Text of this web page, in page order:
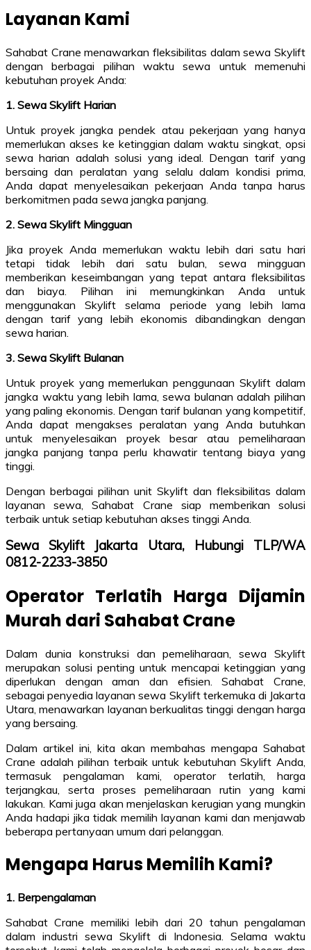
Layanan Kami
Sahabat Crane menawarkan fleksibilitas dalam sewa Skylift
dengan berbagai pilihan waktu sewa untuk memenuhi
kebutuhan proyek Anda:
1. Sewa Skylift Harian
Untuk proyek jangka pendek atau pekerjaan yang hanya
memerlukan akses ke ketinggian dalam waktu singkat, opsi
sewa harian adalah solusi yang ideal. Dengan tarif yang
bersaing dan peralatan yang selalu dalam kondisi prima,
Anda dapat menyelesaikan pekerjaan Anda tanpa harus
berkomitmen pada sewa jangka panjang.
2. Sewa Skylift Mingguan
Jika proyek Anda memerlukan waktu lebih dari satu hari
tetapi tidak lebih dari satu bulan, sewa mingguan
memberikan keseimbangan yang tepat antara fleksibilitas
dan biaya. Pilihan ini memungkinkan Anda untuk
menggunakan Skylift selama periode yang lebih lama
dengan tarif yang lebih ekonomis dibandingkan dengan
sewa harian.
3. Sewa Skylift Bulanan
Untuk proyek yang memerlukan penggunaan Skylift dalam
jangka waktu yang lebih lama, sewa bulanan adalah pilihan
yang paling ekonomis. Dengan tarif bulanan yang kompetitif,
Anda dapat mengakses peralatan yang Anda butuhkan
untuk menyelesaikan proyek besar atau pemeliharaan
jangka panjang tanpa perlu khawatir tentang biaya yang
tinggi.
Dengan berbagai pilihan unit Skylift dan fleksibilitas dalam
layanan sewa, Sahabat Crane siap memberikan solusi
terbaik untuk setiap kebutuhan akses tinggi Anda.
Sewa Skylift Jakarta Utara, Hubungi TLP/WA
0812-2233-3850
Operator Terlatih Harga Dijamin
Murah dari Sahabat Crane
Dalam dunia konstruksi dan pemeliharaan, sewa Skylift
merupakan solusi penting untuk mencapai ketinggian yang
diperlukan dengan aman dan efisien. Sahabat Crane,
sebagai penyedia layanan sewa Skylift terkemuka di Jakarta
Utara, menawarkan layanan berkualitas tinggi dengan harga
yang bersaing.
Dalam artikel ini, kita akan membahas mengapa Sahabat
Crane adalah pilihan terbaik untuk kebutuhan Skylift Anda,
termasuk pengalaman kami, operator terlatih, harga
terjangkau, serta proses pemeliharaan rutin yang kami
lakukan. Kami juga akan menjelaskan kerugian yang mungkin
Anda hadapi jika tidak memilih layanan kami dan menjawab
beberapa pertanyaan umum dari pelanggan.
Mengapa Harus Memilih Kami?
1. Berpengalaman
Sahabat Crane memiliki lebih dari 20 tahun pengalaman
dalam industri sewa Skylift di Indonesia. Selama waktu